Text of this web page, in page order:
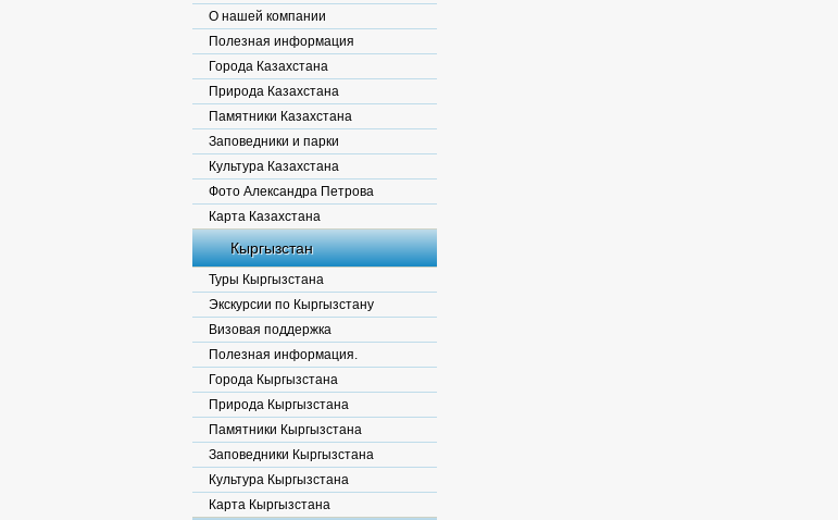
О нашей компании
Полезная информация
Города Казахстана
Природа Казахстана
Памятники Казахстана
Заповедники и парки
Культура Казахстана
Фото Александра Петрова
Карта Казахстана
Кыргызстан
Туры Кыргызстана
Экскурсии по Кыргызстану
Визовая поддержка
Полезная информация.
Города Кыргызстана
Природа Кыргызстана
Памятники Кыргызстана
Заповедники Кыргызстана
Культура Кыргызстана
Карта Кыргызстана